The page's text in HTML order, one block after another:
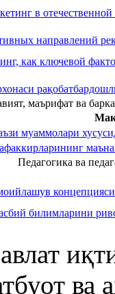
в отечественной
направлений
как ключевой
маърифат ва
муаммолари
Педагогика ва
билимларини
ва